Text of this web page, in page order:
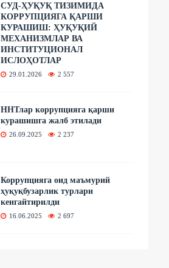
СУД-ҲУҚУҚ ТИЗИМИДА
КОРРУПЦИЯГА ҚАРШИ
КУРАШИШ: ҲУҚУҚИЙ
МЕХАНИЗМЛАР ВА
ИНСТИТУЦИОНАЛ
ИСЛОҲОТЛАР
29.01.2026 2 557
ННТлар коррупцияга қарши
курашишга жалб этилади
26.09.2025 2 237
Коррупцияга оид маъмурий
ҳуқуқбузарлик турлари
кенгайтирилди
16.06.2025 2 697